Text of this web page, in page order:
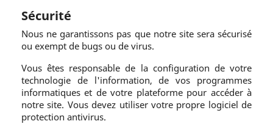
Sécurité
Nous ne garantissons pas que notre site sera sécurisé
ou exempt de bugs ou de virus.
Vous êtes responsable de la configuration de votre
technologie de l'information, de vos programmes
informatiques et de votre plateforme pour accéder à
notre site. Vous devez utiliser votre propre logiciel de
protection antivirus.